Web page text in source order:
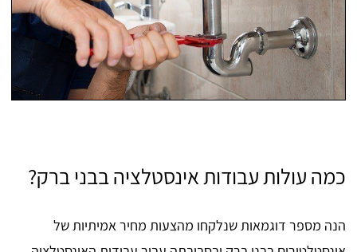
כמה עולות עבודות אינסטלציה בבני ברק?
הנה מספר דוגמאות שנלקחו מהצעות מחיר אמיתיות של